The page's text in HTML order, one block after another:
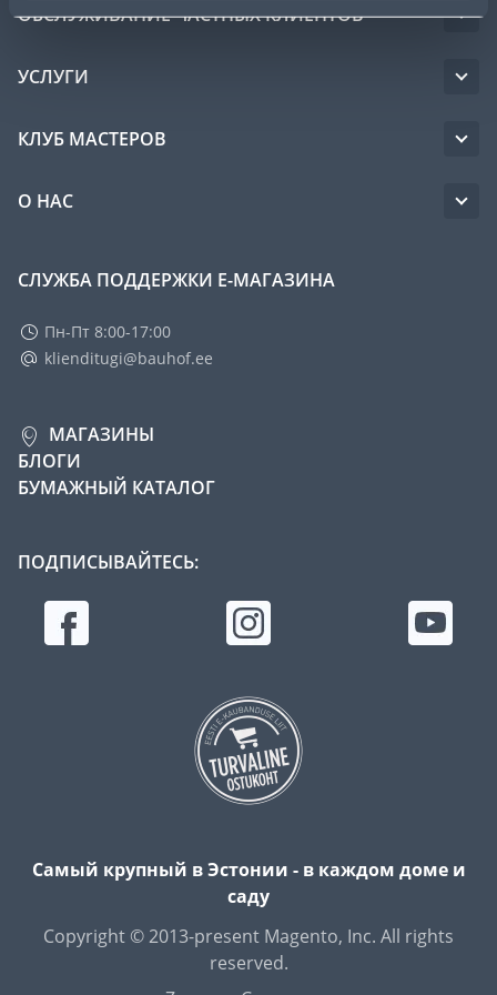
ОБСЛУЖИВАНИЕ ЧАСТНЫХ КЛИЕНТОВ
УСЛУГИ
КЛУБ МАСТЕРОВ
О НАС
СЛУЖБА ПОДДЕРЖКИ Е-МАГАЗИНА
Пн-Пт 8:00-17:00
klienditugi@bauhof.ee
МАГАЗИНЫ
БЛОГИ
БУМАЖНЫЙ КАТАЛОГ
ПОДПИСЫВАЙТЕСЬ:
Самый крупный в Эстонии - в каждом доме и
саду
Copyright © 2013-present Magento, Inc. All rights
reserved.